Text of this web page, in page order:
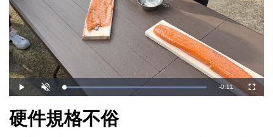
播
放
開
啟
效
載
入
剩
-0:11
全
螢
硬件規格不俗